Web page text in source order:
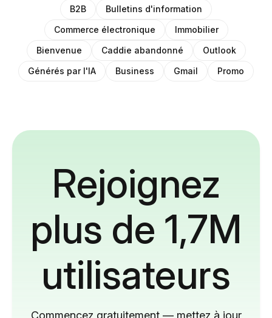
B2B
Bulletins d'information
Commerce électronique
Immobilier
Bienvenue
Caddie abandonné
Outlook
Générés par l'IA
Business Gmail Promo
Rejoignez
plus de 1,7M
utilisateurs
Commencez gratuitement — mettez à jour